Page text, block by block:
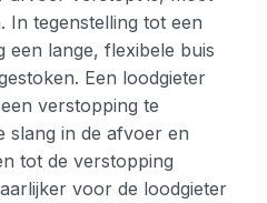
In tegenstelling tot een
een lange, flexibele buis
Een loodgieter
verstopping te
slang in de afvoer en
tot de verstopping
voor de loodgieter